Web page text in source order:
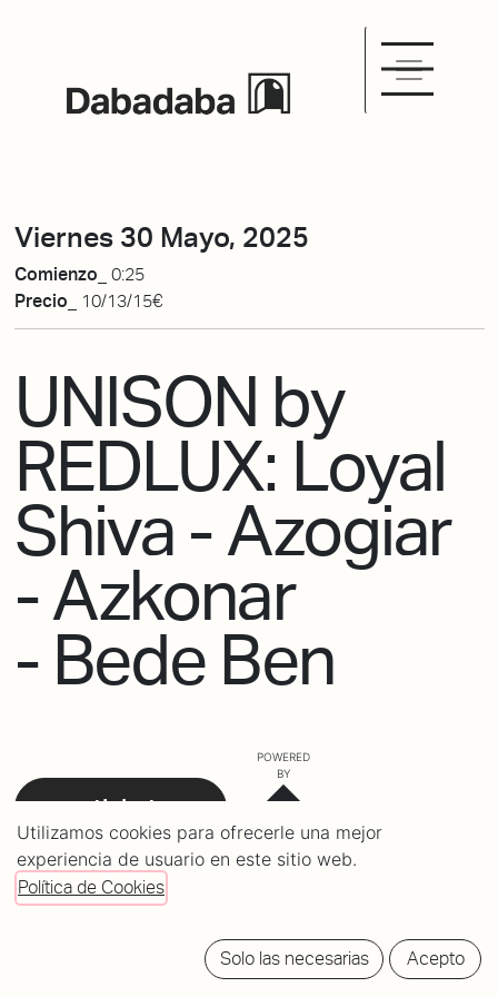
Viernes 30 Mayo, 2025
Comienzo_ 0:25
Precio_
10/13/15€
UNISON by
REDLUX: Loyal
Shiva - Azogiar
- Azkonar
- Bede Ben
tickets
POWERED
BY
Utilizamos cookies para ofrecerle una mejor
experiencia de usuario en este sitio web.
Política de Cookies
Solo las necesarias Acepto